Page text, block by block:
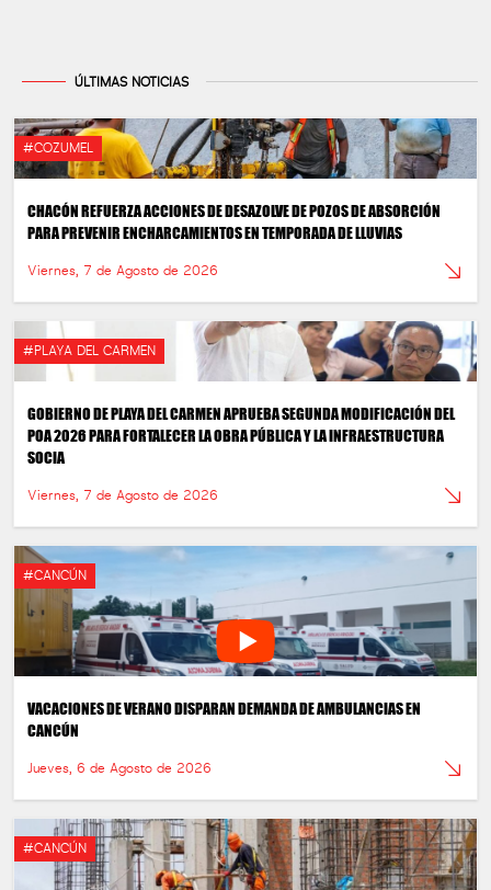
ÚLTIMAS NOTICIAS
#COZUMEL
CHACÓN REFUERZA ACCIONES DE DESAZOLVE DE POZOS DE ABSORCIÓN
PARA PREVENIR ENCHARCAMIENTOS EN TEMPORADA DE LLUVIAS
Viernes, 7 de Agosto de 2026
#PLAYA DEL CARMEN
GOBIERNO DE PLAYA DEL CARMEN APRUEBA SEGUNDA MODIFICACIÓN DEL
POA 2026 PARA FORTALECER LA OBRA PÚBLICA Y LA INFRAESTRUCTURA
SOCIA
Viernes, 7 de Agosto de 2026
#CANCÚN
VACACIONES DE VERANO DISPARAN DEMANDA DE AMBULANCIAS EN
CANCÚN
Jueves, 6 de Agosto de 2026
#CANCÚN